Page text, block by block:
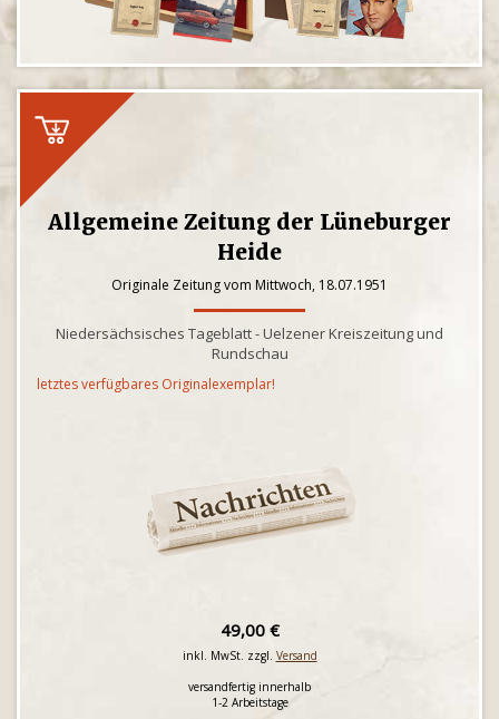
Allgemeine Zeitung der Lüneburger
Heide
Originale Zeitung vom Mittwoch, 18.07.1951
Niedersächsisches Tageblatt - Uelzener Kreiszeitung und
Rundschau
letztes verfügbares Originalexemplar!
49,00 €
inkl. MwSt. zzgl. Versand
versandfertig innerhalb
1-2 Arbeitstage